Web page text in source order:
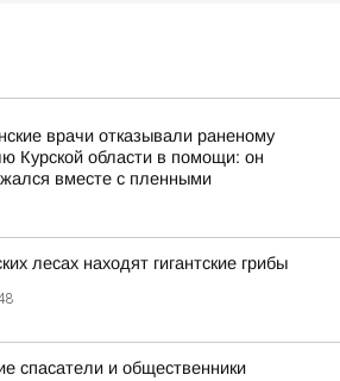
врачи отказывали раненому
Курской области в помощи: он
вместе с пленными
лесах находят гигантские грибы
спасатели и общественники